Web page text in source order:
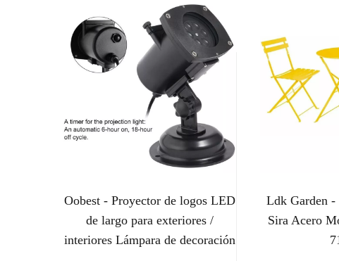
Oobest - Proyector de logos LED
de largo para exteriores /
interiores Lámpara de decoración
Ldk Garden -
Sira Acero